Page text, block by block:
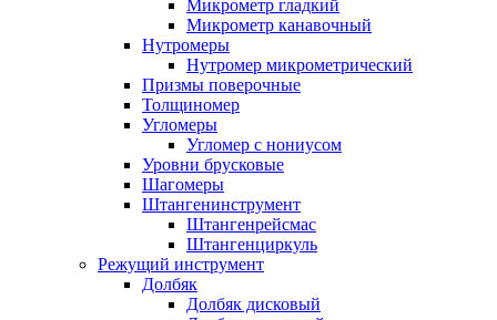
Микрометр гладкий
Микрометр канавочный
Нутромеры
Нутромер микрометрический
Призмы поверочные
Толщиномер
Угломеры
Угломер с нониусом
Уровни брусковые
Шагомеры
Штангенинструмент
Штангенрейсмас
Штангенциркуль
Режущий инструмент
Долбяк
Долбяк дисковый